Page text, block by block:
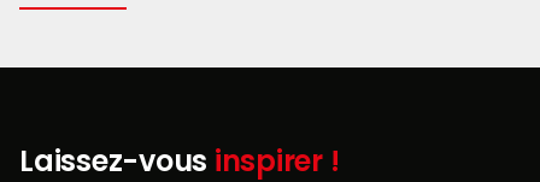
Laissez-vous inspirer !